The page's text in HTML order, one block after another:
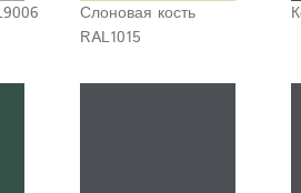
Слоновая кость
RAL1015